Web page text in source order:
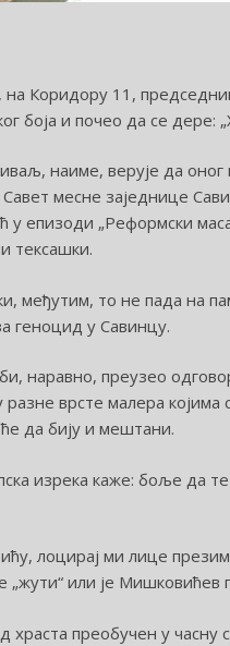
на Коридору 11,
боја и почео да се дере:
наиме, верује да оног
месне заједнице
у епизоди „Реформски
тексашки.
међутим, то не пада на
геноцид у Савинцу.
наравно, преузео
разне врсте малера
да бију и мештани.
изрека каже: боље да
лоцирај ми лице
„жути“ или је
храста преобучен у